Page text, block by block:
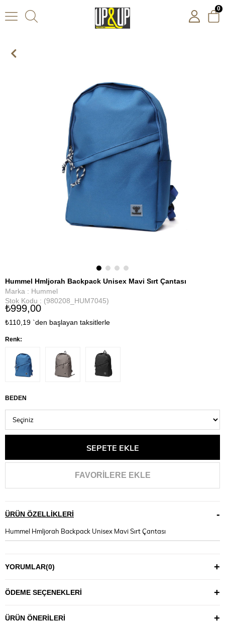
0
Hummel Hmljorah Backpack Unisex Mavi Sırt Çantası
Marka : Hummel
Stok Kodu
(980208_HUM7045)
₺999,00
₺110,19 `den başlayan taksitlerle
Renk:
BEDEN
FAVORILERE EKLE
ÜRÜN ÖZELLIKLERI
Hummel Hmljorah Backpack Unisex Mavi Sırt Çantası
YORUMLAR(0)
ÖDEME SEÇENEKLERI
ÜRÜN ÖNERILERI